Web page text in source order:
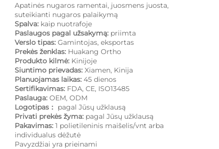
Apatinės nugaros ramentai, juosmens juosta,
suteikianti nugaros palaikymą
Spalva: kaip nuotrafoje
Paslaugos pagal užsakymą: priimta
Verslo tipas: Gamintojas, eksportas
Prekės ženklas: Huakang Ortho
Produkto kilmė: Kinijoje
Siuntimo prievadas: Xiamen, Kinija
Planuojamas laikas: 45 dienos
Sertifikavimas: FDA, CE, ISO13485
Paslauga: OEM, ODM
Logotipas： pagal Jūsų užklausą
Privati prekės žyma: pagal Jūsų užklausą
Pakavimas: 1 polietileninis maišelis/vnt arba
individualus dėžutė
Pavyzdžiai yra prieinami